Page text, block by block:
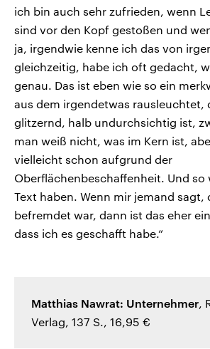
ich bin auch sehr zufrieden, wenn
sind vor den Kopf gestoßen und
ja, irgendwie kenne ich das von
gleichzeitig, habe ich oft gedacht,
genau. Das ist eben wie so ein
aus dem irgendetwas rausleuchtet,
glitzernd, halb undurchsichtig ist,
man weiß nicht, was im Kern ist,
vielleicht schon aufgrund der
Oberflächenbeschaffenheit. Und so
Text haben. Wenn mir jemand sagt,
befremdet war, dann ist das eher
dass ich es geschafft habe.“
Matthias Nawrat: Unternehmer,
Verlag, 137 S., 16,95 €